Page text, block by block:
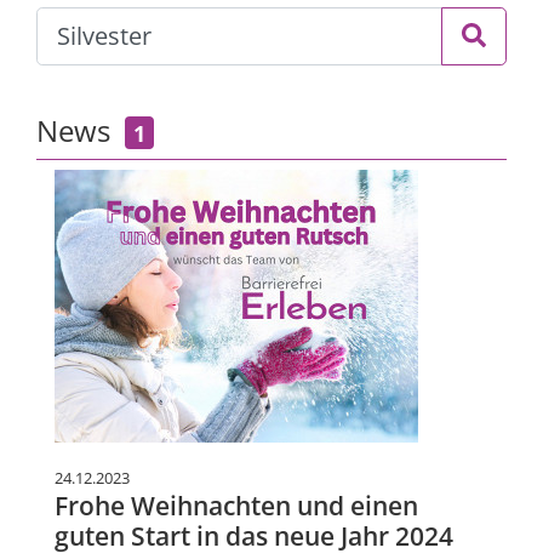
News 1
24.12.2023
Frohe Weihnachten und einen
guten Start in das neue Jahr 2024